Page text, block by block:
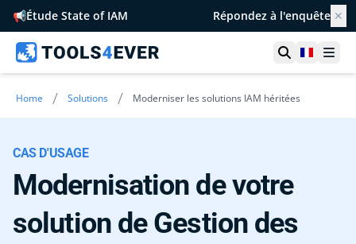
📢Étude State of IAM Répondez à l'enquête ✕
Ouvrir la
France
Home / Solutions / Moderniser les solutions IAM héritées
CAS D'USAGE
Modernisation de votre
solution de Gestion des